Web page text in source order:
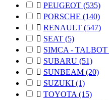
 PEUGEOT (535)
 PORSCHE (140)
 RENAULT (547)
 SEAT (5)
 SIMCA - TALBOT
 SUBARU (51)
 SUNBEAM (20)
 SUZUKI (1)
 TOYOTA (15)